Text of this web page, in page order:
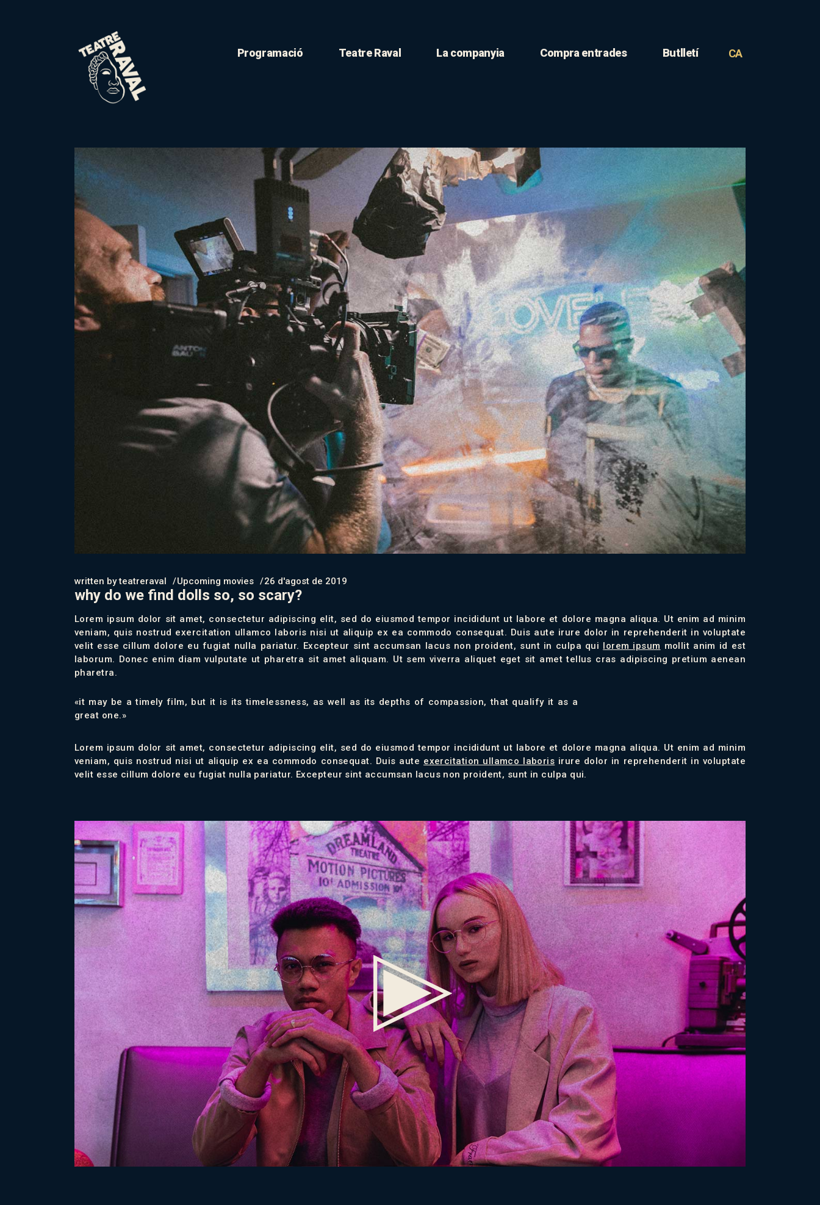
Programació Teatre Raval La companyia Compra entrades Butlletí CA
written byteatreraval Upcoming movies 26 d'agost de 2019
why do we find dolls so, so scary?
Lorem ipsum dolor sit amet, consectetur adipiscing elit, sed do eiusmod tempor incididunt ut labore et dolore magna aliqua. Ut enim ad minim
veniam, quis nostrud exercitation ullamco laboris nisi ut aliquip ex ea commodo consequat. Duis aute irure dolor in reprehenderit in voluptate
velit esse cillum dolore eu fugiat nulla pariatur. Excepteur sint accumsan lacus non proident, sunt in culpa qui lorem ipsum mollit anim id est
laborum. Donec enim diam vulputate ut pharetra sit amet aliquam. Ut sem viverra aliquet eget sit amet tellus cras adipiscing pretium aenean
pharetra.
«it may be a timely film, but it is its timelessness, as well as its depths of compassion, that qualify it as a
great one.»
Lorem ipsum dolor sit amet, consectetur adipiscing elit, sed do eiusmod tempor incididunt ut labore et dolore magna aliqua. Ut enim ad minim
veniam, quis nostrud nisi ut aliquip ex ea commodo consequat. Duis aute exercitation ullamco laboris irure dolor in reprehenderit in voluptate
velit esse cillum dolore eu fugiat nulla pariatur. Excepteur sint accumsan lacus non proident, sunt in culpa qui.